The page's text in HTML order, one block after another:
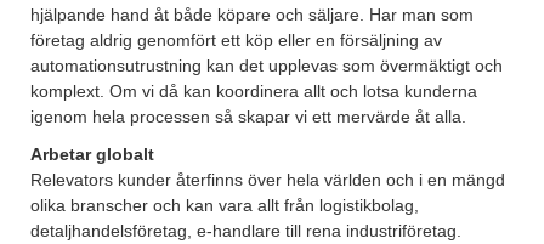
hjälpande hand åt både köpare och säljare. Har man som
företag aldrig genomfört ett köp eller en försäljning av
automationsutrustning kan det upplevas som övermäktigt och
komplext. Om vi då kan koordinera allt och lotsa kunderna
igenom hela processen så skapar vi ett mervärde åt alla.
Arbetar globalt
Relevators kunder återfinns över hela världen och i en mängd
olika branscher och kan vara allt från logistikbolag,
detaljhandelsföretag, e-handlare till rena industriföretag.